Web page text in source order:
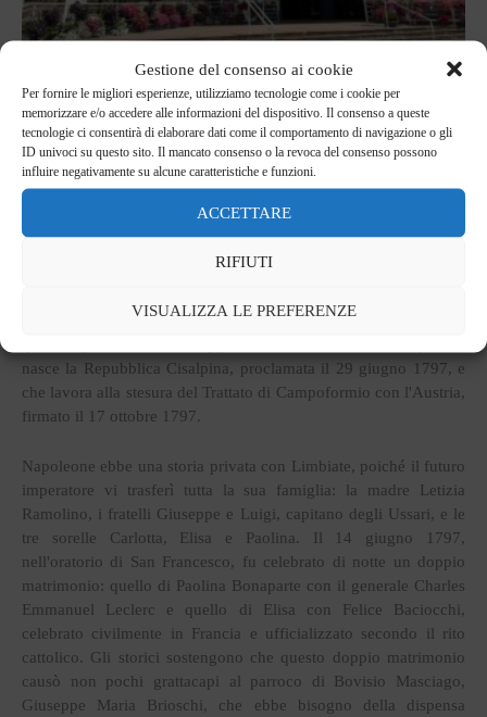
Gestione del consenso ai cookie
Per fornire le migliori esperienze, utilizziamo tecnologie come i cookie per
memorizzare e/o accedere alle informazioni del dispositivo. Il consenso a queste
tecnologie ci consentirà di elaborare dati come il comportamento di navigazione o gli
ID univoci su questo sito. Il mancato consenso o la revoca del consenso possono
influire negativamente su alcune caratteristiche e funzioni.
ACCETTARE
RIFIUTI
VISUALIZZA LE PREFERENZE
Il nuovo anno si apre con l'adesione del comune di Limbiate, in
Italia, all'iniziativa "Il mondo della cultura".
Federazione Europea
Il soggiorno di Napoleone a Limbiate fu breve ma decisivo per la
Bonaparte scelse la Villa Pusterla-Crivelli di Limbiate come
nasce la Repubblica Cisalpina, proclamata il 29 giugno 1797, e
che lavora alla stesura del Trattato di Campoformio con l'Austria,
firmato il 17 ottobre 1797.
Napoleone ebbe una storia privata con Limbiate, poiché il futuro
imperatore vi trasferì tutta la sua famiglia: la madre Letizia
Ramolino, i fratelli Giuseppe e Luigi, capitano degli Ussari, e le
tre sorelle Carlotta, Elisa e Paolina. Il 14 giugno 1797,
nell'oratorio di San Francesco, fu celebrato di notte un doppio
matrimonio: quello di Paolina Bonaparte con il generale Charles
Emmanuel Leclerc e quello di Elisa con Felice Baciocchi,
celebrato civilmente in Francia e ufficializzato secondo il rito
cattolico. Gli storici sostengono che questo doppio matrimonio
causò non pochi grattacapi al parroco di Bovisio Masciago,
Giuseppe Maria Brioschi, che ebbe bisogno della dispensa